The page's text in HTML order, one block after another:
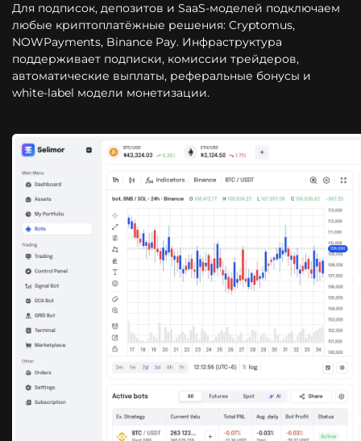
Для подписок, депозитов и SaaS-моделей подключаем
любые криптоплатёжные решения: Cryptomus,
NOWPayments, Binance Pay. Инфраструктура
поддерживает подписки, комиссии трейдеров,
автоматические выплаты, реферальные бонусы и
white-label модели монетизации.